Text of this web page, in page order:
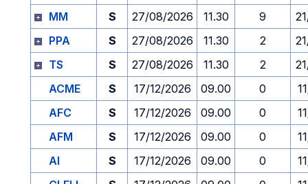
MM
S 27/08/2026 11.30 9
PPA
S 27/08/2026 11.30 2
TS
S 27/08/2026 11.30 2
ACME
S 17/12/2026 09.00 0
AFC
S 17/12/2026 09.00 0
AFM
S 17/12/2026 09.00 0
AI
S 17/12/2026 09.00 0